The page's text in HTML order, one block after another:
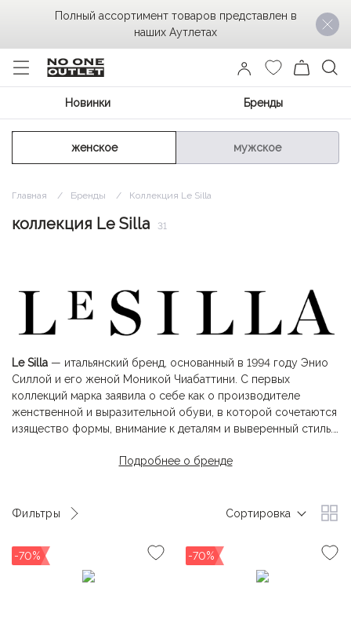
Новинки Бренды
женское мужское
Главная Бренды Коллекция Le Silla
коллекция Le Silla 31
Le Silla — итальянский бренд, основанный в 1994 году Энио
Силлой и его женой Моникой Чиабаттини. С первых
коллекций марка заявила о себе как о производителе
женственной и выразительной обуви, в которой сочетаются
изящество формы, внимание к деталям и выверенный стиль.
узнаваема по высоким шпилькам, фантазийным
используют исключительно премиальные материалы, и
комфорт — чтобы даже на самом высоком каблуке женщины
чувствовали себя уверенно. Бренд предлагает как
эффектные вечерние пары, так и повседневные модели — от
Подробнее о бренде
Фильтры Сортировка
-70% -70%
Полный ассортимент товаров представлен в
наших Аутлетах